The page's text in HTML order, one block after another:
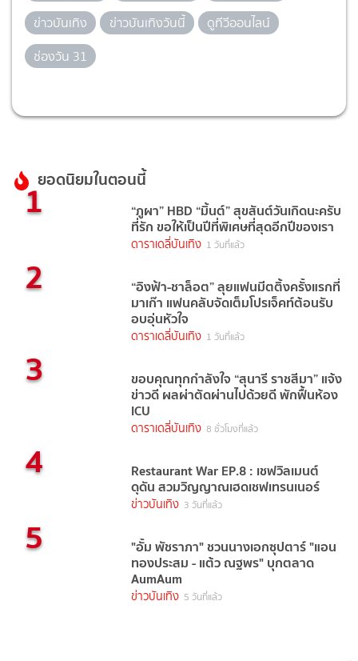
ข่าวบันเทิง
ข่าวบันเทิงวันนี้
ดูทีวีออนไลน์
ช่องวัน 31
ยอดนิยมในตอนนี้
1 “ภูผา” HBD “มิ้นต์” สุขสันต์วันเกิดนะครับ
ที่รัก ขอให้เป็นปีที่พิเศษที่สุดอีกปีของเรา
ดาราเดลี่บันเทิง 1 วันที่แล้ว
2 “อิงฟ้า-ชาล็อต” ลุยแฟนมีตติ้งครั้งแรกที่
มาเก๊า แฟนคลับจัดเต็มโปรเจ็คท์ต้อนรับ
อบอุ่นหัวใจ
ดาราเดลี่บันเทิง 1 วันที่แล้ว
3 ขอบคุณทุกกำลังใจ “สุนารี ราชสีมา” แจ้ง
ข่าวดี ผลผ่าตัดผ่านไปด้วยดี พักฟื้นห้อง
ICU
ดาราเดลี่บันเทิง 8 ชั่วโมงที่แล้ว
4 Restaurant War EP.8 : เชฟวิลเมนต์
ดุดัน สวมวิญญาณเฮดเชฟเทรนเนอร์
ข่าวบันเทิง 3 วันที่แล้ว
5 "อั้ม พัชราภา" ชวนนางเอกซุปตาร์ "แอน
ทองประสม - แต้ว ณฐพร" บุกตลาด
AumAum
ข่าวบันเทิง 5 วันที่แล้ว